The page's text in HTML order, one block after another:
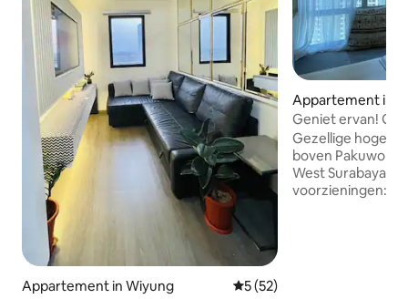
Appartement in Wiyung Gemiddelde beoordeling
5 (52)
Appartement in
Sambikerep
Geniet ervan!
met 2 SK bij
Gezellige hoge
boven Pakuwon
West Surabaya
voorzieningen: